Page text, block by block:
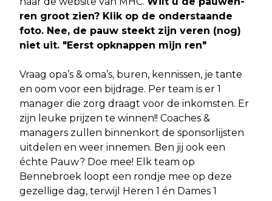
ren groot zien? Klik op de onderstaande
foto. Nee, de pauw steekt zijn veren (nog)
niet uit. "Eerst opknappen mijn ren"
Vraag opa’s & oma’s, buren, kennissen, je tante
en oom voor een bijdrage. Per team is er 1
manager die zorg draagt voor de inkomsten. Er
zijn leuke prijzen te winnen!! Coaches &
managers zullen binnenkort de sponsorlijsten
uitdelen en weer innemen. Ben jij ook een
échte Pauw? Doe mee! Elk team op
Bennebroek loopt een rondje mee op deze
gezellige dag, terwijl Heren 1 én Dames 1